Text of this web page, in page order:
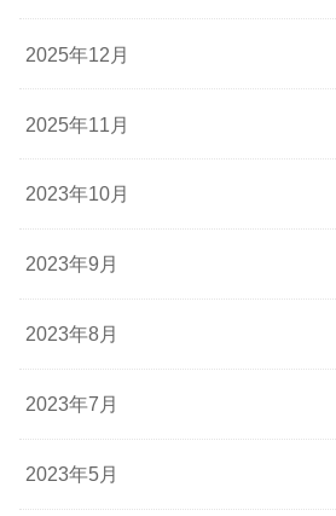
2025年12月
2025年11月
2023年10月
2023年9月
2023年8月
2023年7月
2023年5月